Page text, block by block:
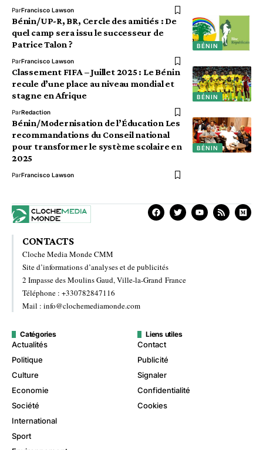
ParFrancisco Lawson
BÉNIN
Bénin/UP-R, BR, Cercle des amitiés : De
quel camp sera issu le successeur de
Patrice Talon ?
ParFrancisco Lawson
BÉNIN
Classement FIFA – Juillet 2025 : Le Bénin
recule d’une place au niveau mondial et
stagne en Afrique
ParRedaction
BÉNIN
Bénin/Modernisation de l’Éducation Les
recommandations du Conseil national
pour transformer le système scolaire en
2025
ParFrancisco Lawson
CONTACTS
Cloche Media Monde CMM
Site d’informations d’analyses et de publicités
2 Impasse des Moulins Gaud, Ville-la-Grand France
Téléphone : +330782847116
Mail : info@clochemediamonde.com
Catégories
Actualités
Politique
Culture
Economie
Société
International
Sport
Liens utiles
Contact
Publicité
Signaler
Confidentialité
Cookies